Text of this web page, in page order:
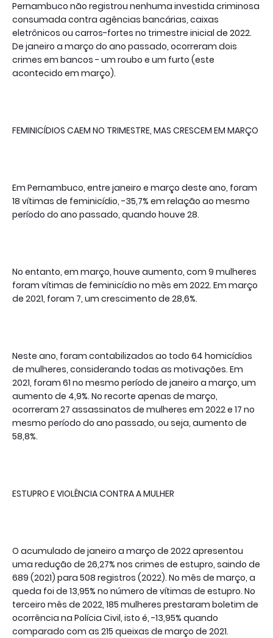
Pernambuco não registrou nenhuma investida criminosa
consumada contra agências bancárias, caixas
eletrônicos ou carros-fortes no trimestre inicial de 2022.
De janeiro a março do ano passado, ocorreram dois
crimes em bancos - um roubo e um furto (este
acontecido em março).
FEMINICÍDIOS CAEM NO TRIMESTRE, MAS CRESCEM EM MARÇO
Em Pernambuco, entre janeiro e março deste ano, foram
18 vítimas de feminicídio, -35,7% em relação ao mesmo
período do ano passado, quando houve 28.
No entanto, em março, houve aumento, com 9 mulheres
foram vítimas de feminicídio no mês em 2022. Em março
de 2021, foram 7, um crescimento de 28,6%.
Neste ano, foram contabilizados ao todo 64 homicídios
de mulheres, considerando todas as motivações. Em
2021, foram 61 no mesmo período de janeiro a março, um
aumento de 4,9%. No recorte apenas de março,
ocorreram 27 assassinatos de mulheres em 2022 e 17 no
mesmo período do ano passado, ou seja, aumento de
58,8%.
ESTUPRO E VIOLÊNCIA CONTRA A MULHER
O acumulado de janeiro a março de 2022 apresentou
uma redução de 26,27% nos crimes de estupro, saindo de
689 (2021) para 508 registros (2022). No mês de março, a
queda foi de 13,95% no número de vítimas de estupro. No
terceiro mês de 2022, 185 mulheres prestaram boletim de
ocorrência na Polícia Civil, isto é, -13,95% quando
comparado com as 215 queixas de março de 2021.